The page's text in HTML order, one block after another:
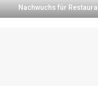
Nachwuchs für